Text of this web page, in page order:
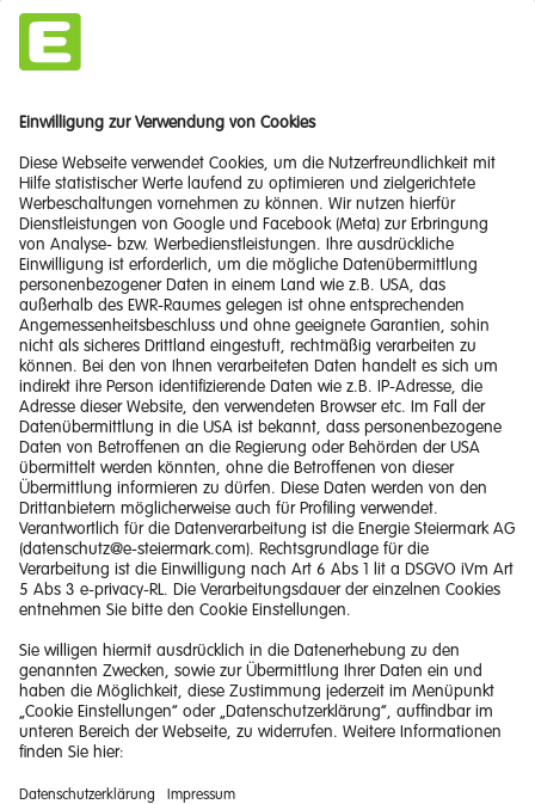
Impressum
Barrierefreiheitserklärung